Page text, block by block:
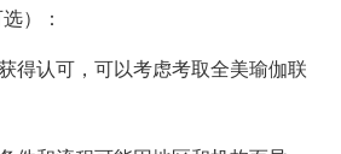
）：
得认可，可以考虑考取全美瑜伽联